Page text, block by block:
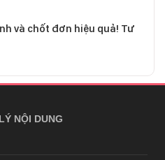
và chốt đơn hiệu quả! Tư
NỘI DUNG